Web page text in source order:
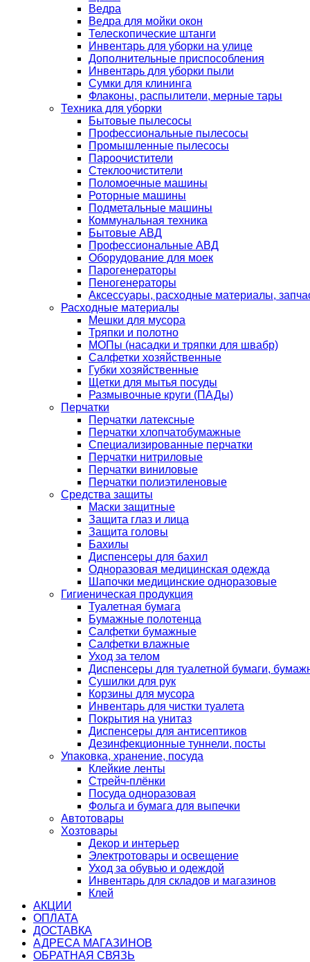
Ведра
Ведра для мойки окон
Телескопические штанги
Инвентарь для уборки на улице
Дополнительные приспособления
Инвентарь для уборки пыли
Сумки для клининга
Флаконы, распылители, мерные тары
Техника для уборки
Бытовые пылесосы
Профессиональные пылесосы
Промышленные пылесосы
Пароочистители
Стеклоочистители
Поломоечные машины
Роторные машины
Подметальные машины
Коммунальная техника
Бытовые АВД
Профессиональные АВД
Оборудование для моек
Парогенераторы
Пеногенераторы
Аксессуары, расходные материалы,
Расходные материалы
Мешки для мусора
Тряпки и полотно
МОПы (насадки и тряпки для швабр)
Салфетки хозяйственные
Губки хозяйственные
Щетки для мытья посуды
Размывочные круги (ПАДы)
Перчатки
Перчатки латексные
Перчатки хлопчатобумажные
Специализированные перчатки
Перчатки нитриловые
Перчатки виниловые
Перчатки полиэтиленовые
Средства защиты
Маски защитные
Защита глаз и лица
Защита головы
Бахилы
Диспенсеры для бахил
Одноразовая медицинская одежда
Шапочки медицинские одноразовые
Гигиеническая продукция
Туалетная бумага
Бумажные полотенца
Салфетки бумажные
Салфетки влажные
Уход за телом
Диспенсеры для туалетной бумаги,
Сушилки для рук
Корзины для мусора
Инвентарь для чистки туалета
Покрытия на унитаз
Диспенсеры для антисептиков
Дезинфекционные туннели, посты
Упаковка, хранение, посуда
Клейкие ленты
Стрейч-плёнки
Посуда одноразовая
Фольга и бумага для выпечки
Автотовары
Хозтовары
Декор и интерьер
Электротовары и освещение
Уход за обувью и одеждой
Инвентарь для складов и магазинов
Клей
АКЦИИ
ОПЛАТА
ДОСТАВКА
АДРЕСА МАГАЗИНОВ
ОБРАТНАЯ СВЯЗЬ